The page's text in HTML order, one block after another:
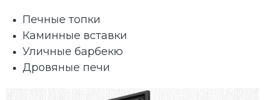
Печные топки
Каминные вставки
Уличные барбекю
Дровяные печи